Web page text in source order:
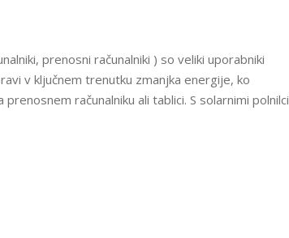
prenosni računalniki ) so veliki uporabniki
v ključnem trenutku zmanjka energije, ko
računalniku ali tablici. S solarnimi polnilci